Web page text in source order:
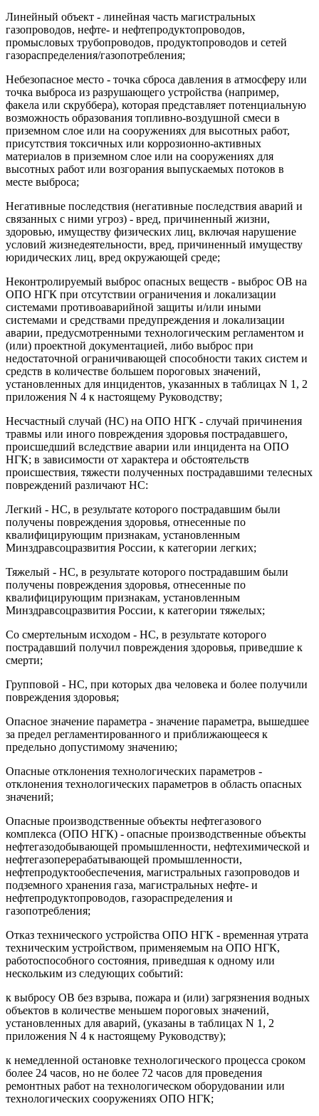
Линейный объект - линейная часть магистральных
газопроводов, нефте- и нефтепродуктопроводов,
промысловых трубопроводов, продуктопроводов и сетей
газораспределения/газопотребления;
Небезопасное место - точка сброса давления в атмосферу или
точка выброса из разрушающего устройства (например,
факела или скруббера), которая представляет потенциальную
возможность образования топливно-воздушной смеси в
приземном слое или на сооружениях для высотных работ,
присутствия токсичных или коррозионно-активных
материалов в приземном слое или на сооружениях для
высотных работ или возгорания выпускаемых потоков в
месте выброса;
Негативные последствия (негативные последствия аварий и
связанных с ними угроз) - вред, причиненный жизни,
здоровью, имуществу физических лиц, включая нарушение
условий жизнедеятельности, вред, причиненный имуществу
юридических лиц, вред окружающей среде;
Неконтролируемый выброс опасных веществ - выброс ОВ на
ОПО НГК при отсутствии ограничения и локализации
системами противоаварийной защиты и/или иными
системами и средствами предупреждения и локализации
аварии, предусмотренными технологическим регламентом и
(или) проектной документацией, либо выброс при
недостаточной ограничивающей способности таких систем и
средств в количестве большем пороговых значений,
установленных для инцидентов, указанных в таблицах N 1, 2
приложения N 4 к настоящему Руководству;
Несчастный случай (НС) на ОПО НГК - случай причинения
травмы или иного повреждения здоровья пострадавшего,
происшедший вследствие аварии или инцидента на ОПО
НГК; в зависимости от характера и обстоятельств
происшествия, тяжести полученных пострадавшими телесных
повреждений различают НС:
Легкий - НС, в результате которого пострадавшим были
получены повреждения здоровья, отнесенные по
квалифицирующим признакам, установленным
Минздравсоцразвития России, к категории легких;
Тяжелый - НС, в результате которого пострадавшим были
получены повреждения здоровья, отнесенные по
квалифицирующим признакам, установленным
Минздравсоцразвития России, к категории тяжелых;
Со смертельным исходом - НС, в результате которого
пострадавший получил повреждения здоровья, приведшие к
смерти;
Групповой - НС, при которых два человека и более получили
повреждения здоровья;
Опасное значение параметра - значение параметра, вышедшее
за предел регламентированного и приближающееся к
предельно допустимому значению;
Опасные отклонения технологических параметров -
отклонения технологических параметров в область опасных
значений;
Опасные производственные объекты нефтегазового
комплекса (ОПО НГК) - опасные производственные объекты
нефтегазодобывающей промышленности, нефтехимической и
нефтегазоперерабатывающей промышленности,
нефтепродуктообеспечения, магистральных газопроводов и
подземного хранения газа, магистральных нефте- и
нефтепродуктопроводов, газораспределения и
газопотребления;
Отказ технического устройства ОПО НГК - временная утрата
техническим устройством, применяемым на ОПО НГК,
работоспособного состояния, приведшая к одному или
нескольким из следующих событий:
к выбросу ОВ без взрыва, пожара и (или) загрязнения водных
объектов в количестве меньшем пороговых значений,
установленных для аварий, (указаны в таблицах N 1, 2
приложения N 4 к настоящему Руководству);
к немедленной остановке технологического процесса сроком
более 24 часов, но не более 72 часов для проведения
ремонтных работ на технологическом оборудовании или
технологических сооружениях ОПО НГК;